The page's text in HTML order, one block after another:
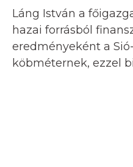
Láng István a
hazai forrásból
eredményeként a
köbméternek, ezzel